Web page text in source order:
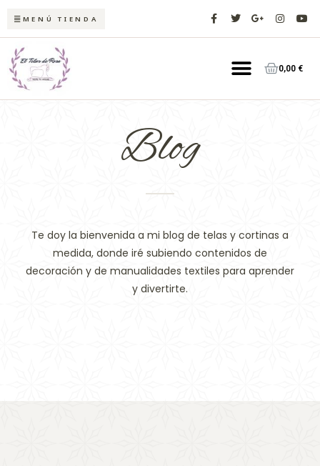
contenido
MENÚ TIENDA
F
a
e
f
T
w
t
e
r
G
o
g
u
I
n
t
g
r
Y
o
t
b
e
Menú
0,00 €
Blog
Te doy la bienvenida a mi blog de telas y cortinas a
medida, donde iré subiendo contenidos de
decoración y de manualidades textiles para aprender
y divertirte.